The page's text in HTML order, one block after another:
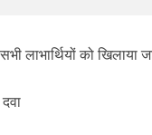
लाभार्थियों को खिलाया